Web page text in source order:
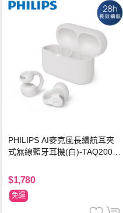
PHILIPS AI麥克風長續航耳夾
式無線藍牙耳機(白)-TAQ2000
$1,780
免運